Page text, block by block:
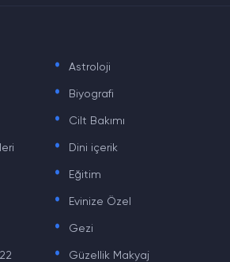
. Astroloji
. Biyografi
. Cilt Bakımı
. Dini içerik
. Eğitim
. Evinize Özel
. Gezi
. Güzellik Makyaj